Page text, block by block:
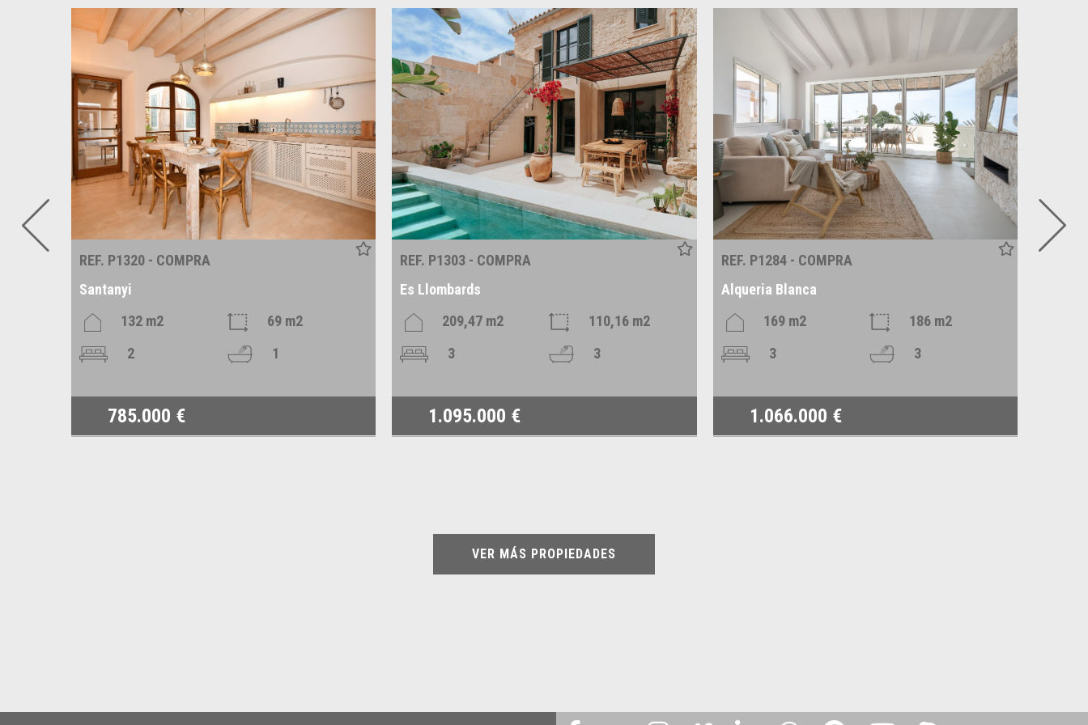
REF. P1320 - COMPRA
Santanyi
132 m2
69 m2
2
1
785.000 €
REF. P1303 - COMPRA
Es Llombards
209,47 m2
110,16 m2
3
3
1.095.000 €
REF. P1284 - COMPRA
Alqueria Blanca
169 m2
186 m2
3
3
1.066.000 €
VER MÁS PROPIEDADES